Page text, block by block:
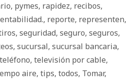
, pymes, rapidez, recibos,
, reporte, representen,
, seguridad, seguro, seguros,
, sucursal, sucursal bancaria,
teléfono, televisión por cable,
aire, tips, todos, Tomar,